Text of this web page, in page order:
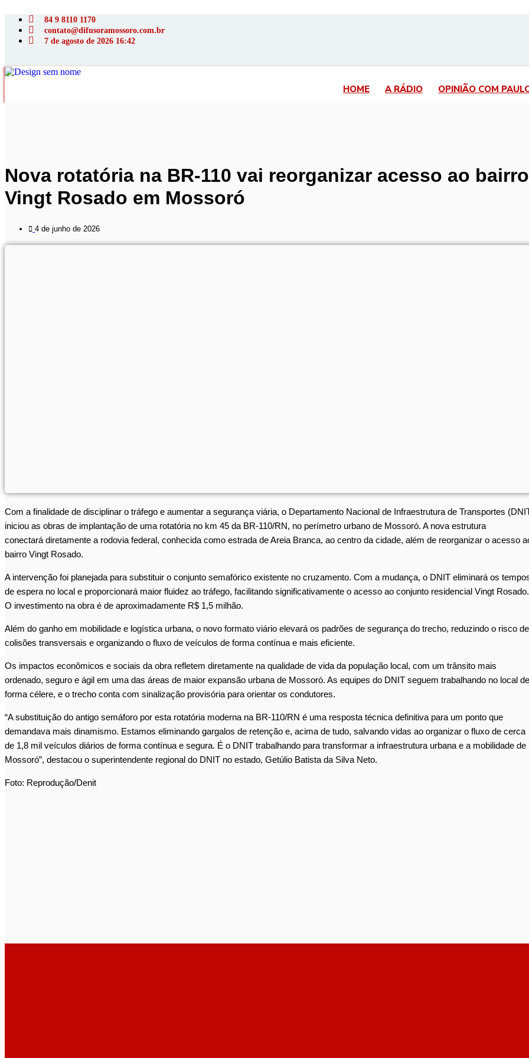
para
conteúdo
84 9 8110 1170
contato@difusoramossoro.com.br
7 de agosto de 2026 16:42
HOME A RÁDIO OPINIÃO COM
Nova rotatória na BR-110 vai reorganizar acesso ao bairro
Vingt Rosado em Mossoró
4 de junho de 2026
Com a finalidade de disciplinar o tráfego e aumentar a segurança viária, o Departamento Nacional de Infraestrutura de Transportes
iniciou as obras de implantação de uma rotatória no km 45 da BR-110/RN, no perímetro urbano de Mossoró. A nova estrutura
conectará diretamente a rodovia federal, conhecida como estrada de Areia Branca, ao centro da cidade, além de reorganizar o acesso
bairro Vingt Rosado.
A intervenção foi planejada para substituir o conjunto semafórico existente no cruzamento. Com a mudança, o DNIT eliminará os
de espera no local e proporcionará maior fluidez ao tráfego, facilitando significativamente o acesso ao conjunto residencial Vingt Rosado.
O investimento na obra é de aproximadamente R$ 1,5 milhão.
Além do ganho em mobilidade e logística urbana, o novo formato viário elevará os padrões de segurançado trecho, reduzindo o risco de
colisões transversais e organizando o fluxo de veículos de forma contínua e mais eficiente.
Os impactos econômicos e sociais da obra refletem diretamente na qualidade de vida da população local, com um trânsito mais
ordenado, seguro e ágil em uma das áreas de maior expansão urbana de Mossoró. As equipes do DNIT seguem trabalhando no local de
forma célere, e o trecho conta com sinalização provisória para orientar os condutores.
“A substituição do antigo semáforo por esta rotatória moderna na BR-110/RN é uma resposta técnica definitiva para um ponto que
demandava mais dinamismo. Estamos eliminando gargalos de retenção e, acima de tudo, salvando vidas ao organizar o fluxo de cerca
de 1,8 mil veículos diários de forma contínua e segura. É o DNIT trabalhando para transformar a infraestrutura urbana e a mobilidade de
Mossoró”, destacou o superintendente regional do DNIT no estado, Getúlio Batista da Silva Neto.
Foto: Reprodução/Denit